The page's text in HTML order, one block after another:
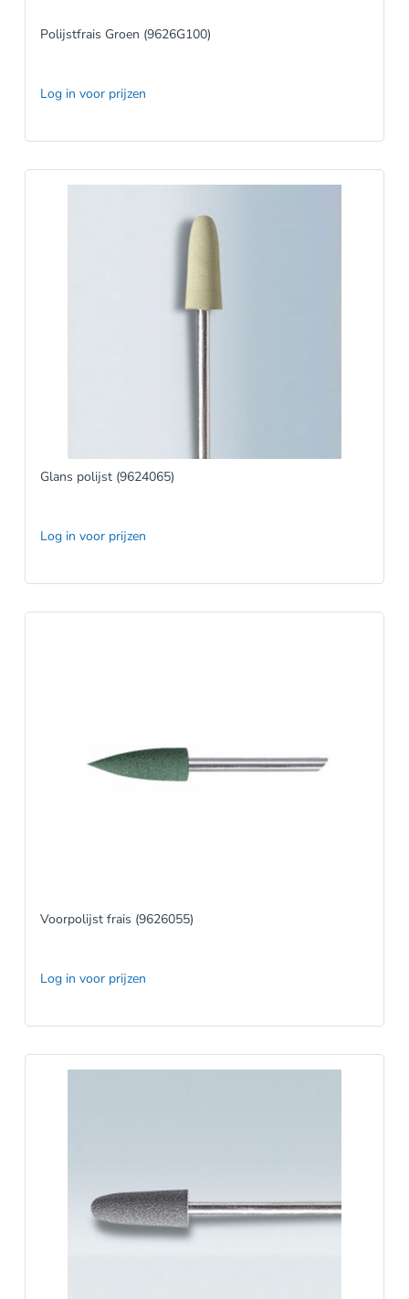
Polijstfrais Groen (9626G100)
Log in voor prijzen
Glans polijst (9624065)
Log in voor prijzen
Voorpolijst frais (9626055)
Log in voor prijzen